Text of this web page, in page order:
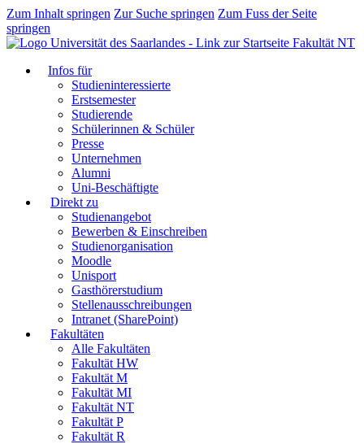
Zum Inhalt springen Zur Suche springen Zum Fuss der Seite
springen
Fakultät NT
Infos für
Studieninteressierte
Erstsemester
Studierende
Schülerinnen & Schüler
Presse
Unternehmen
Alumni
Uni-Beschäftigte
Direkt zu
Studienangebot
Bewerben & Einschreiben
Studienorganisation
Moodle
Unisport
Gasthörerstudium
Stellenausschreibungen
Intranet (SharePoint)
Fakultäten
Alle Fakultäten
Fakultät HW
Fakultät M
Fakultät MI
Fakultät NT
Fakultät P
Fakultät R